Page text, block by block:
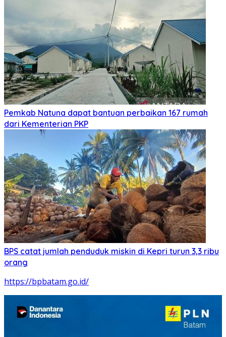
Pemkab Natuna dapat bantuan perbaikan 167 rumah
dari Kementerian PKP
BPS catat jumlah penduduk miskin di Kepri turun 3,3 ribu
orang
https://bpbatam.go.id/